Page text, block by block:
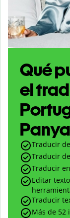
Qué
el
Traducir
Traducir
Traducir
Editar
Traducir
Más de 52